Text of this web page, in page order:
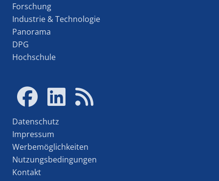
Forschung
Industrie & Technologie
Panorama
DPG
Hochschule
Datenschutz
Impressum
Werbemöglichkeiten
Nutzungsbedingungen
Kontakt